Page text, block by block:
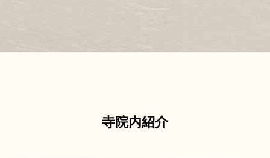
寺院内紹介